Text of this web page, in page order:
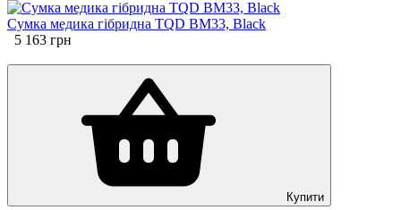
Сумка медика гібридна TQD BM33, Black
5 163 грн
Купити